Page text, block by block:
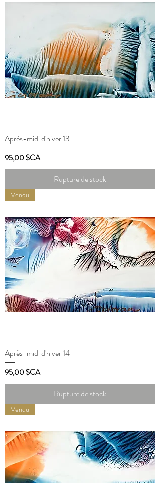
Après-midi d'hiver 13
Prix
95,00 $CA
Rupture de stock
Vendu
Après-midi d'hiver 14
Prix
95,00 $CA
Rupture de stock
Vendu